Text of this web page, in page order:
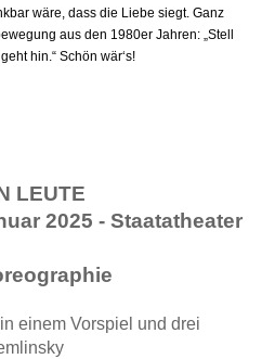
wäre, dass die Liebe siegt. Ganz
aus den 1980er Jahren: „Stell
hin.“ Schön wär‘s!
LEUTE
2025 - Staatatheater
einem Vorspiel und drei